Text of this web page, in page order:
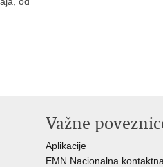
Važne
Aplikacije
EMN Nacionalna